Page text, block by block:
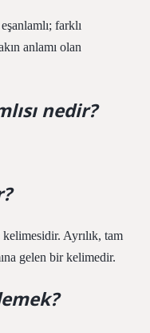
farklı
anlamı olan
nedir?
Ayrılık, tam
gelen bir kelimedir.